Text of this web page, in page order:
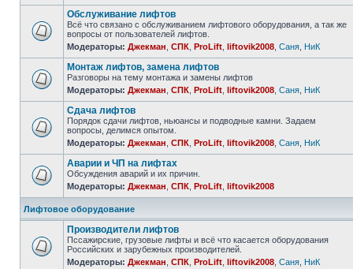
Обслуживание лифтов
Всё что связано с обслуживанием лифтового оборудования, а так же
вопросы от пользователей лифтов.
Модераторы: Джекман СПК ProLift liftovik2008 Саня НиК
Монтаж лифтов, замена лифтов
Разговоры на тему монтажа и замены лифтов
Модераторы: Джекман СПК ProLift liftovik2008 Саня НиК
Сдача лифтов
Порядок сдачи лифтов, ньюансы и подводные камни. Задаем
вопросы, делимся опытом.
Модераторы: Джекман СПК ProLift liftovik2008 Саня НиК
Аварии и ЧП на лифтах
Обсуждения аварий и их причин.
Модераторы: Джекман СПК ProLift liftovik2008
Лифтовое оборудование
Производители лифтов
Пссажирские, грузовые лифты и всё что касается оборудования
Российских и зарубежных производителей.
Модераторы: Джекман СПК ProLift liftovik2008 Саня НиК